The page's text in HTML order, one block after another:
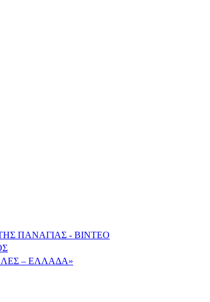
ΠΑΝΑΓΙΑΣ - ΒΙΝΤΕΟ
– ΕΛΛΑΔΑ»